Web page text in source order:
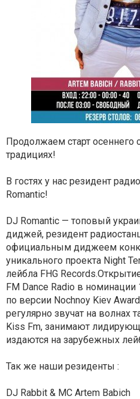
Продолжаем старт осеннего
традициях!
В гостях у нас резидент
Romantic!
DJ Romantic — топовый
диджей, резидент
официальным диджеем
уникального проекта Night
лейбла FHG
FM Dance Radio в
по версии Nochnoy Kiev
регулярно звучат на волнах
Kiss Fm, занимают
издаются на зарубежных
Так же наши резиденты :
DJ Rabbit & MC Artem Babich